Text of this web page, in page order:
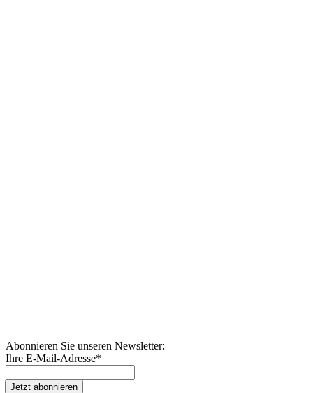
Abonnieren Sie unseren Newsletter:
Ihre E-Mail-Adresse*
Jetzt abonnieren